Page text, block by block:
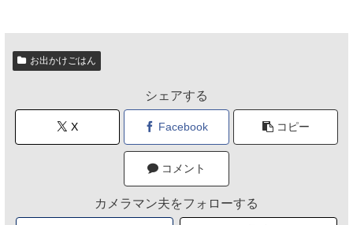
お出かけごはん
シェアする
X Facebook コピー
コメント
カメラマン夫をフォローする